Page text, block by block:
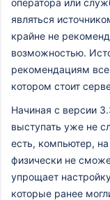
являться
крайне не
возможностью.
рекомендациям
котором стоит
Начиная с версии
выступать уже не
есть, компьютер,
физически не
упрощает
которые ранее